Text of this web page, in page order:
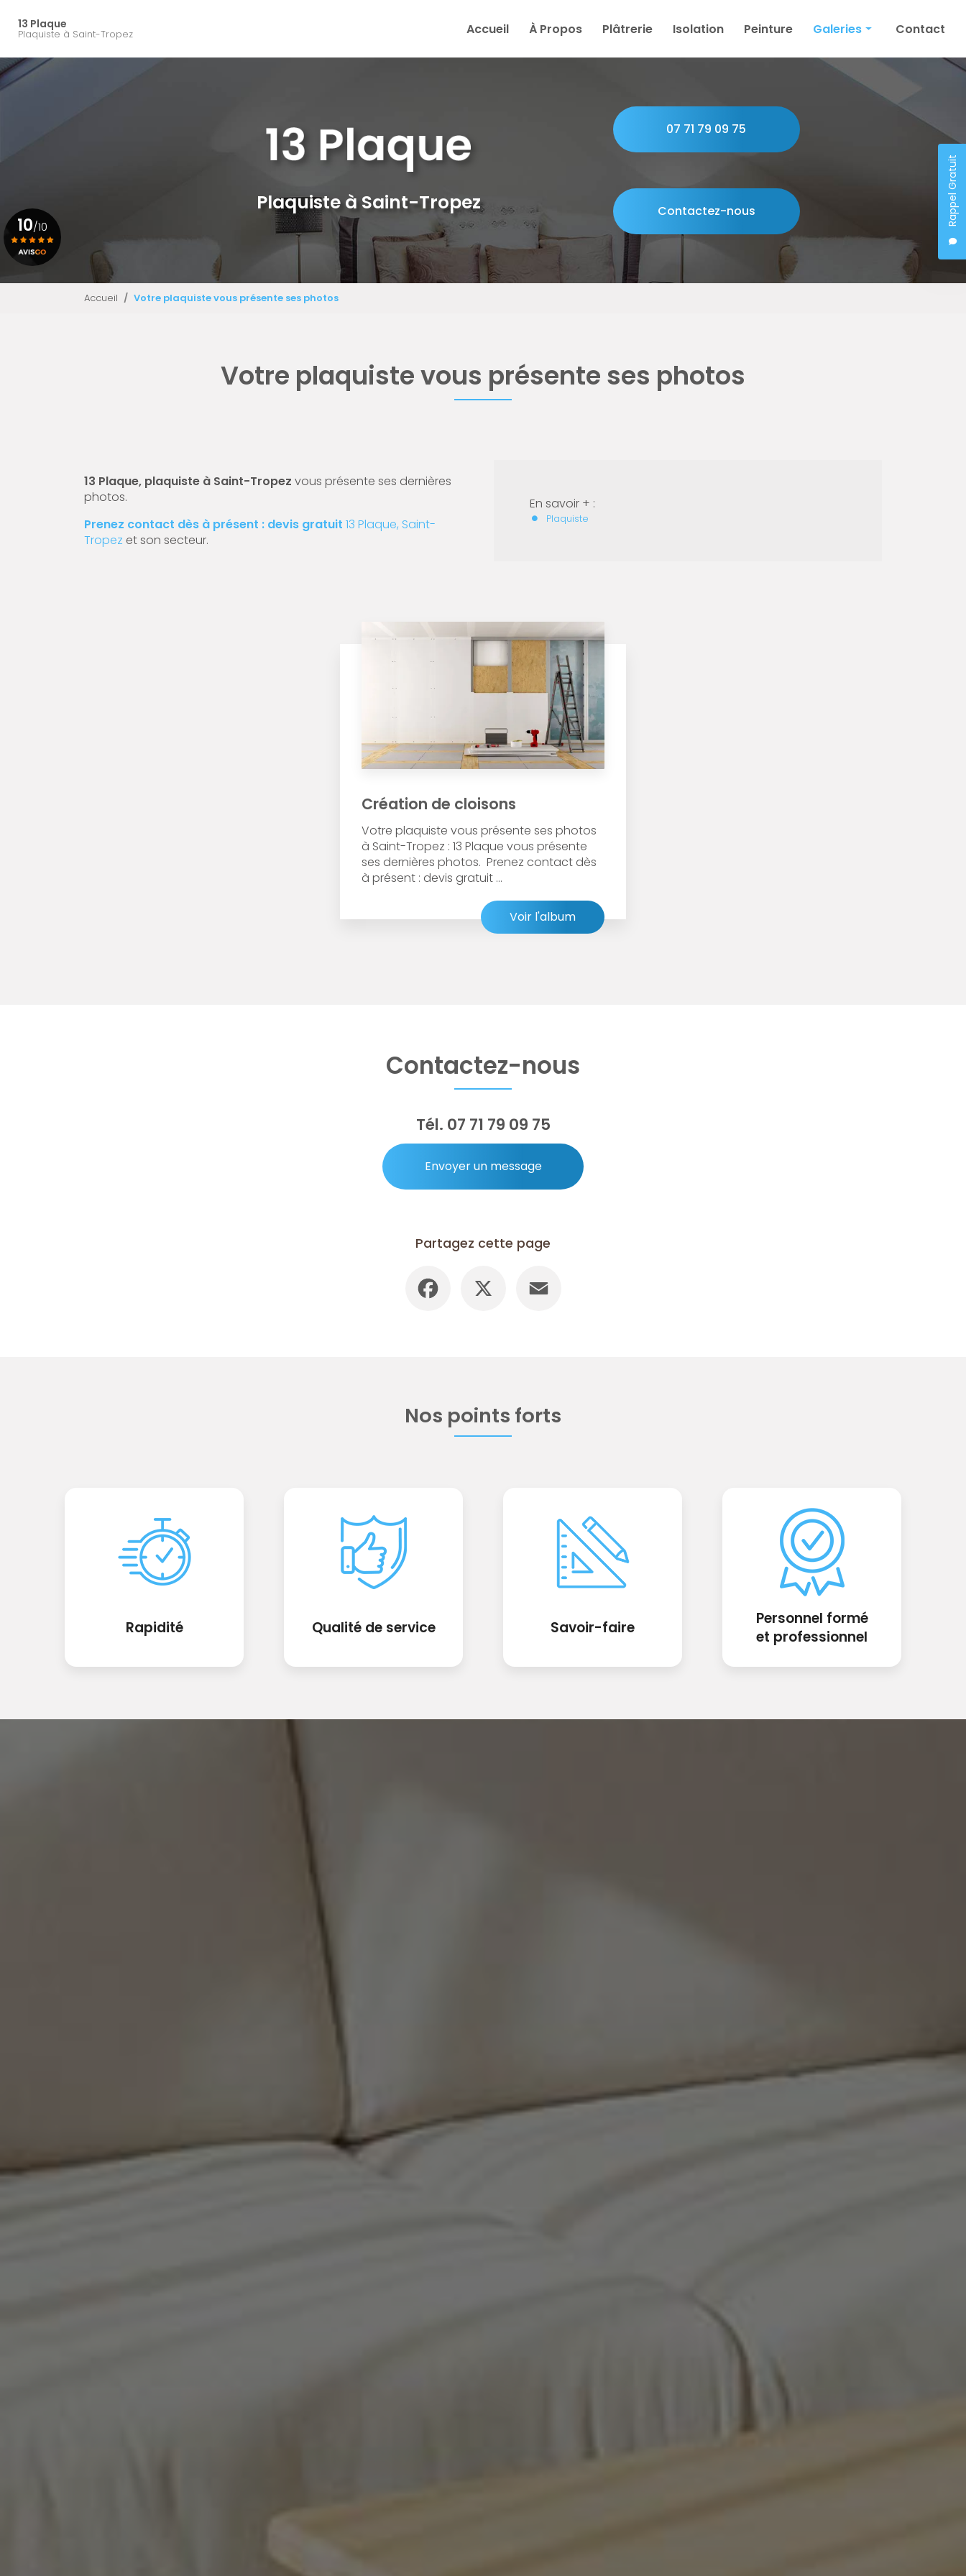
contenu
principal
13 Plaque
Plaquiste à Saint-Tropez
Rappel Gratuit
Accueil
À Propos Plâtrerie Isolation Peinture Galeries
Plâtrerie
Contact
Plaquiste à Saint-Tropez
07 71 79 09 75
Contactez-nous
10/10
Accueil Votre plaquiste vous présente ses photos
Votre plaquiste vous présente ses photos
13 Plaque, plaquiste à Saint-Tropez vous présente ses dernières
photos.
Prenez contact dès à présent : devis gratuit 13 Plaque, Saint-
Tropez et son secteur.
En savoir + :
Plaquiste
Création de cloisons
Votre plaquiste vous présente ses photos
à Saint-Tropez : 13 Plaque vous présente
ses dernières photos. Prenez contact dès
à présent : devis gratuit ...
Voir l'album
Contactez-nous
Tél. 07 71 79 09 75
Envoyer un message
Partagez cette page
Nos points forts
Rapidité Qualité de service Savoir-faire
Personnel formé
et professionnel